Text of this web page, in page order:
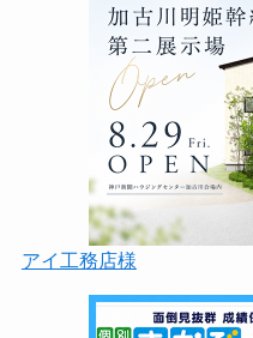
アイ工務店様